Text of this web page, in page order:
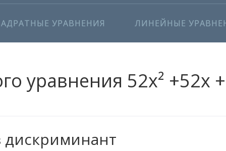
УРАВНЕНИЯ ЛИНЕЙНЫЕ
уравнения 52x² +52x